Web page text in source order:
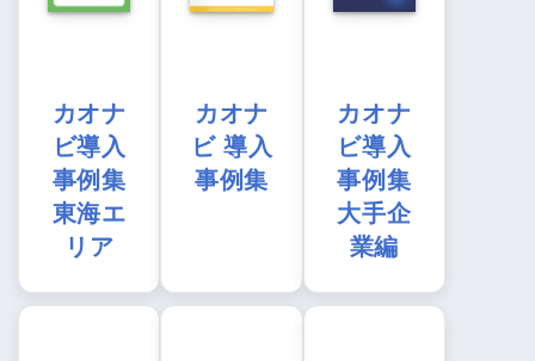
カオナ
ビ導入
事例集
東海エ
リア
カオナ
ビ 導入
事例集
カオナ
ビ導入
事例集
大手企
業編